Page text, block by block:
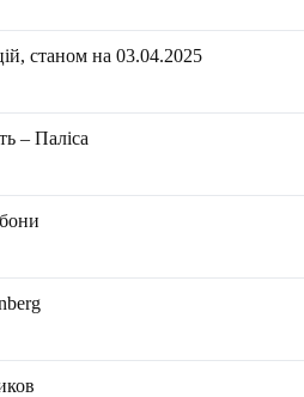
станом на 03.04.2025
– Паліса